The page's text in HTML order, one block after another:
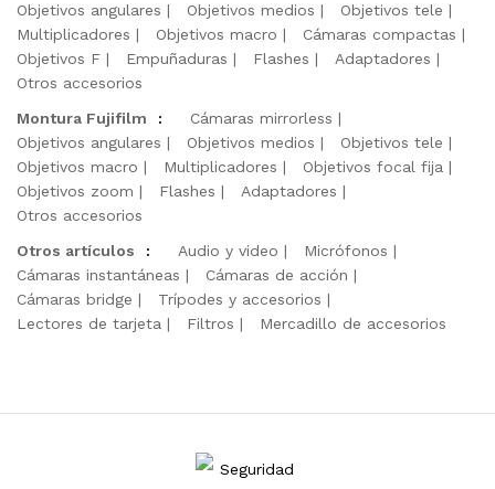
Objetivos angulares
Objetivos medios
Objetivos tele
Multiplicadores
Objetivos macro
Cámaras compactas
Objetivos F
Empuñaduras Flashes
Adaptadores
Otros accesorios
Montura Fujifilm
:
Cámaras mirrorless
Objetivos angulares
Objetivos medios
Objetivos tele
Objetivos macro
Multiplicadores
Objetivos focal fija
Objetivos zoom
Flashes
Adaptadores
Otros accesorios
Otros artículos
: Audio y video
Micrófonos
Cámaras instantáneas
Cámaras de acción
Cámaras bridge
Trípodes y accesorios
Lectores de tarjeta
Filtros Mercadillo de accesorios